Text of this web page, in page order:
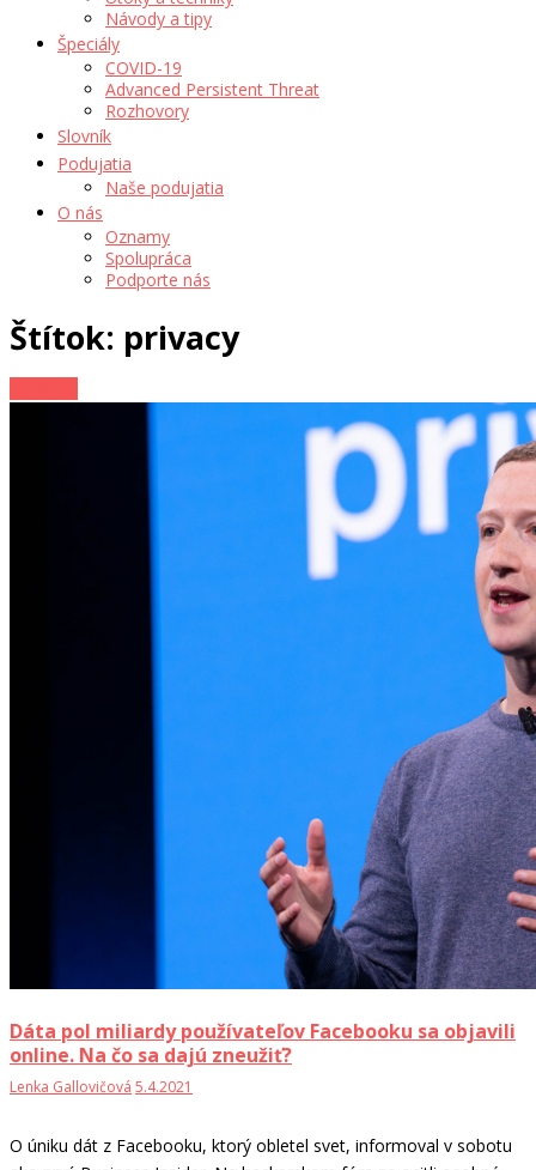
Návody a tipy
Špeciály
COVID-19
Advanced Persistent Threat
Rozhovory
Slovník
Podujatia
Naše podujatia
O nás
Oznamy
Spolupráca
Podporte nás
Štítok: privacy
Dáta pol miliardy používateľov Facebooku sa objavili
online. Na čo sa dajú zneužiť?
Lenka Gallovičová 5.4.2021
O úniku dát z Facebooku, ktorý obletel svet, informoval v sobotu